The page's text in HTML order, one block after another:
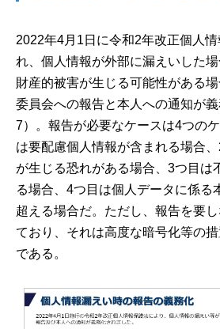
2022年4月1日に令和2年改正個人
れ、個人情報が外部に漏えいした
財産的被害が生じる可能性がある
委員会への報告と本人への通知が
7）。報告が必要なケースは4つの
は要配慮個人情報が含まれる場合
が生じる恐れがある場合、3つ目は
る場合、4つ目は個人データに係る
超える場合だ。ただし、報告を要
ており、それは高度な暗号化等の
である。